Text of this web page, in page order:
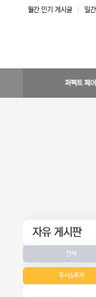
월간 인기 게시글 일
퍼펙트 페
자유 게시판
전체
주식&투자